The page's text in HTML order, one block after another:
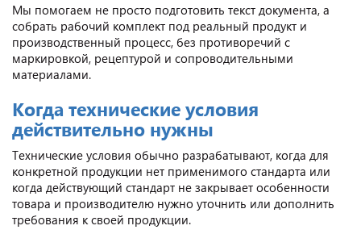
Мы помогаем не просто подготовить текст документа, а
собрать рабочий комплект под реальный продукт и
производственный процесс, без противоречий с
маркировкой, рецептурой и сопроводительными
материалами.
Когда технические условия
действительно нужны
Технические условия обычно разрабатывают, когда для
конкретной продукции нет применимого стандарта или
когда действующий стандарт не закрывает особенности
товара и производителю нужно уточнить или дополнить
требования к своей продукции.